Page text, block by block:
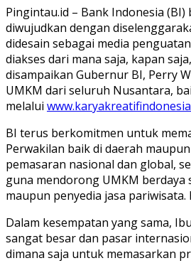
Pingintau.id – Bank Indonesia
diwujudkan dengan
didesain sebagai media penguatan
diakses dari mana saja, kapan
disampaikan Gubernur BI, Perry
UMKM dari seluruh Nusantara,
melalui
BI terus berkomitmen untuk
Perwakilan baik di daerah
pemasaran nasional dan global,
guna mendorong UMKM
maupun penyedia jasa
Dalam kesempatan yang sama,
sangat besar dan pasar
dimana saja untuk memasarkan